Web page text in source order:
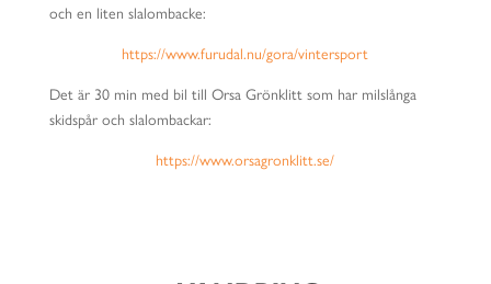
och en liten slalombacke:
https://www.furudal.nu/gora/vintersport
Det är 30 min med bil till Orsa Grönklitt som har milslånga
skidspår och slalombackar:
https://www.orsagronklitt.se/